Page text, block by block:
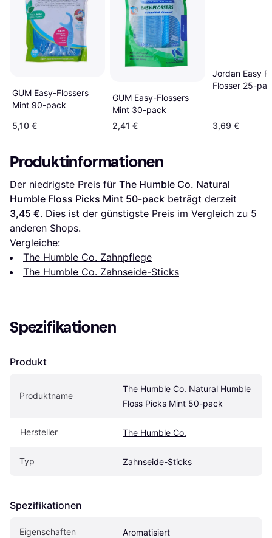
GUM Easy-Flossers
Mint 90-pack
5,10 €
GUM Easy-Flossers
Mint 30-pack
2,41 €
Jordan Easy
Flosser 25-
3,69 €
Produktinformationen
Der niedrigste Preis für The Humble Co. Natural
Humble Floss Picks Mint 50-pack
3,45 €. Dies ist der günstigste Preis im Vergleich zu 5
anderen Shops.
Vergleiche:
The Humble Co. Zahnpflege
The Humble Co. Zahnseide-Sticks
Spezifikationen
Produkt
Produktname
The Humble Co. Natural Humble
Floss Picks Mint 50-pack
Hersteller The Humble Co.
Typ Zahnseide-Sticks
Spezifikationen
Eigen­schaften Aromatisiert